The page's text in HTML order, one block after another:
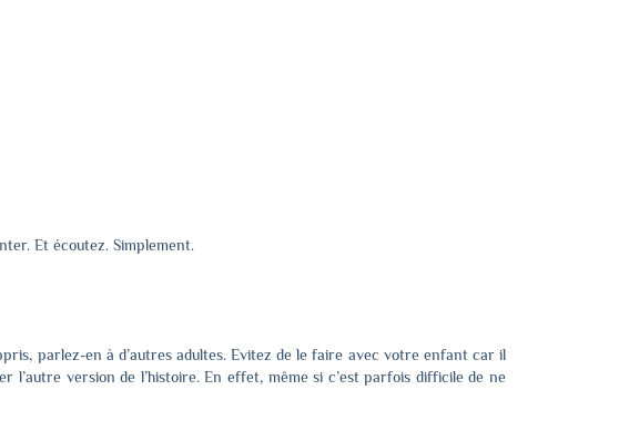
Et écoutez. Simplement.
parlez-en à d’autres adultes. Evitez de le faire avec votre enfant car il
l’autre version de l’histoire. En effet, même si c’est parfois difficile de ne